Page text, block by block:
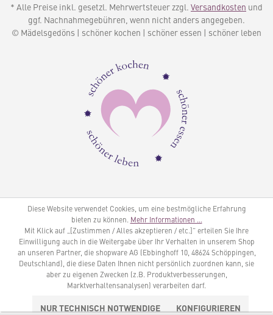
* Alle Preise inkl. gesetzl. Mehrwertsteuer zzgl. Versandkosten und
ggf. Nachnahmegebühren, wenn nicht anders angegeben.
© Mädelsgedöns | schöner kochen | schöner essen | schöner leben
Diese Website verwendet Cookies, um eine bestmögliche Erfahrung
bieten zu können. Mehr Informationen ...
Mit Klick auf „[Zustimmen / Alles akzeptieren / etc.]“ erteilen Sie Ihre
Einwilligung auch in die Weitergabe über Ihr Verhalten in unserem Shop
an unseren Partner, die shopware AG (Ebbinghoff 10, 48624 Schöppingen,
Deutschland), die diese Daten Ihnen nicht persönlich zuordnen kann, sie
aber zu eigenen Zwecken (z.B. Produktverbesserungen,
Marktverhaltensanalysen) verarbeiten darf.
NUR TECHNISCH NOTWENDIGE
KONFIGURIEREN